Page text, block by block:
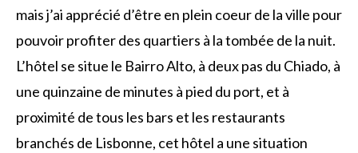
mais j’ai apprécié d’être en plein coeur de la ville pour
pouvoir profiter des quartiers à la tombée de la nuit.
L’hôtel se situe le Bairro Alto, à deux pas du Chiado, à
une quinzaine de minutes à pied du port, et à
proximité de tous les bars et les restaurants
branchés de Lisbonne, cet hôtel a une situation